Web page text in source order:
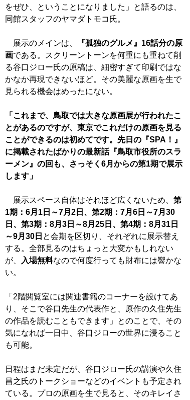
をぜひ、ということになりました」と語るのは、
同館スタッフのヤマダトモコ氏。
展示のメインは、
『孤独のグルメ』16話分の原
画である。スクリーントーンを何重にも重ねて削
る谷口ジロー氏の原稿は、細密すぎて印刷ではな
かなか再現できないほど。その美麗な原画を生で
見られる機会はめったにない。
「これまで、鳥取では大きな原画展が行われたこ
とがあるのですが、東京でこれだけの原画を見る
ことができるのは初めてです。先日の『SPA！』
に掲載されたばかりの最新話『鳥取市役所のスラ
ーメン』の回も、さっそく6月からの第1期で展示
します」
展示スペース自体はそれほど広くないため、 第
1期：6月1日～7月2日、第2期：7月6日～7月30
日、第3期：8月3日～8月25日、第4期：8月31日
～9月30日 と会期を区切り、それぞれに展示替え
する。全部見るのはちょっと大変かもしれない
が、
入場無料なので何度行っても財布には響かな
い。
「2階閲覧室には関連書籍のコーナーを設けてあ
り、そこで谷口先生の代表作と、原作の久住先生
の作品を読むこともできます」とのことで、その
気になれば一日中、谷口ジローの世界に浸ること
も可能。
日程はまだ未定だが、谷口ジロー氏の講演や久住
昌之氏のトークショーなどのイベントも予定され
ている。プロの原画を生で見ると、そのキレイさ